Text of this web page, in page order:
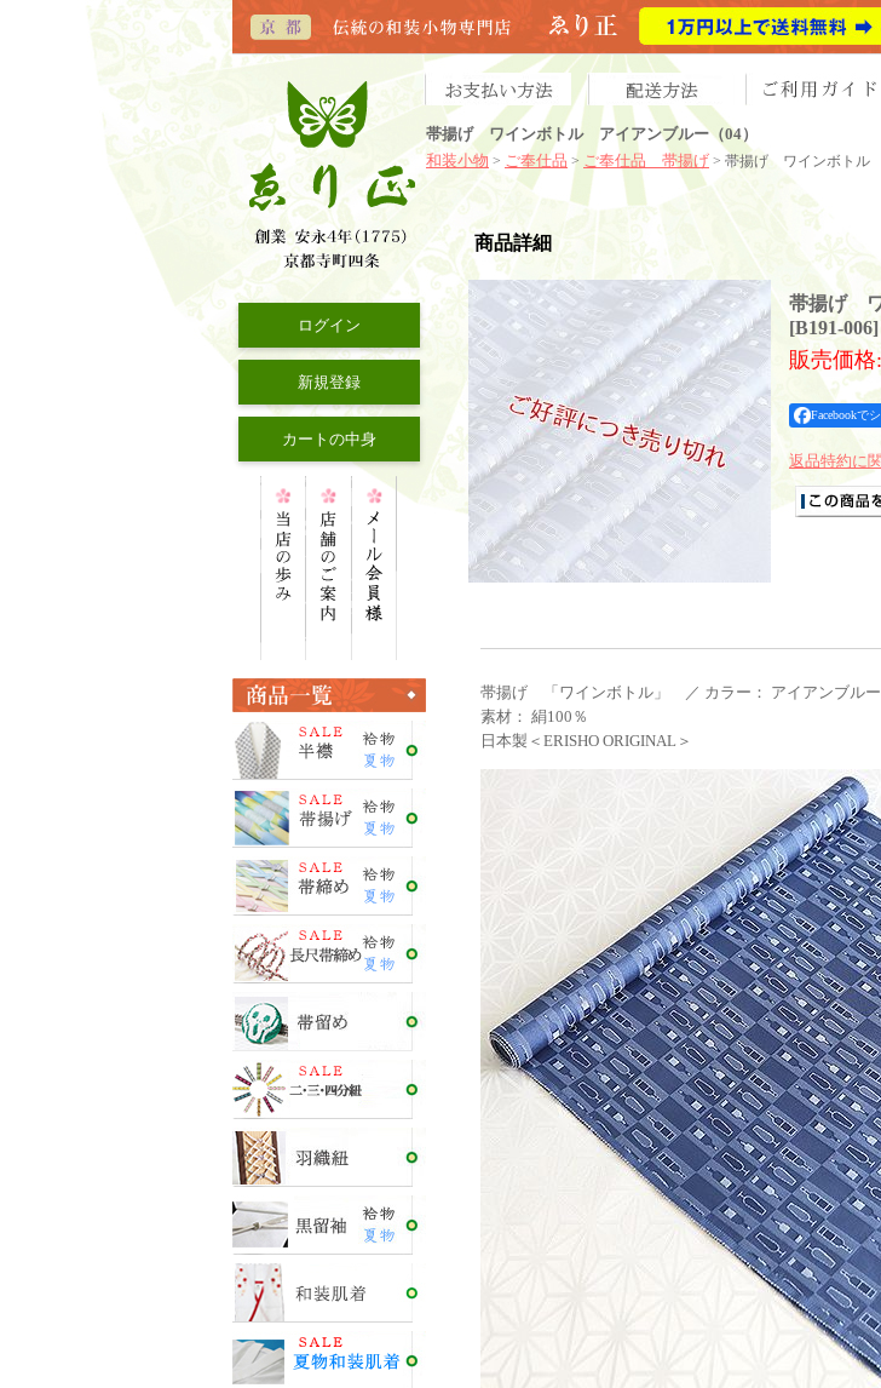
帯揚げ ワインボトル アイアンブルー（04）
和装小物 > ご奉仕品 > ご奉仕品 帯揚げ > 帯揚げ ワインボトル
ログイン
新規登録
カートの中身
商品詳細
帯揚げ ワ
[B191-006]
販売価格:
Facebookで
返品特約に
帯揚げ 「ワインボトル」 ／ カラー： アイアンブルー
素材： 絹100％
日本製＜ERISHO ORIGINAL＞